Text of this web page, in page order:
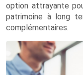
option attrayante
patrimoine à long
complémentaires.